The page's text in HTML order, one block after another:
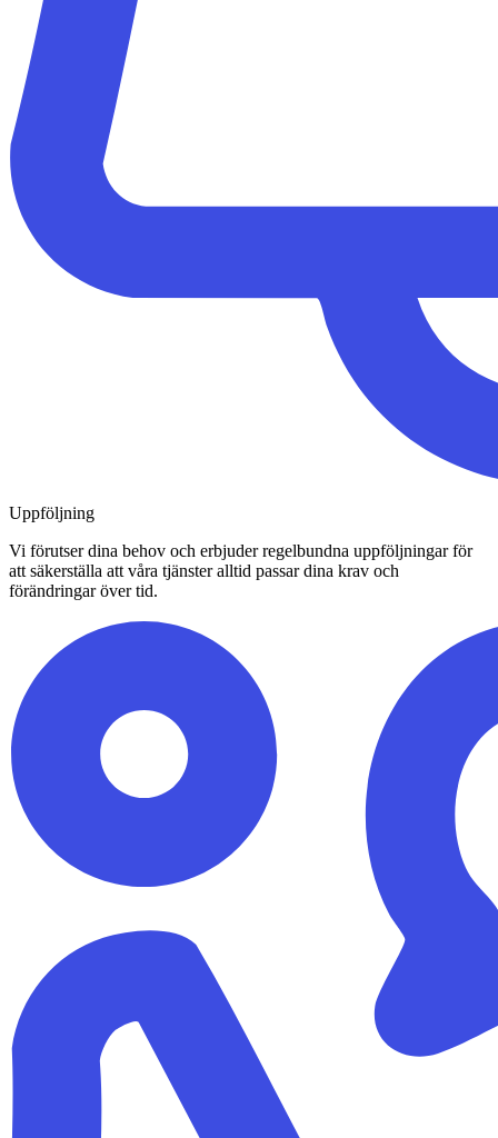
Uppföljning
Vi förutser dina behov och erbjuder regelbundna uppföljningar för
att säkerställa att våra tjänster alltid passar dina krav och
förändringar över tid.